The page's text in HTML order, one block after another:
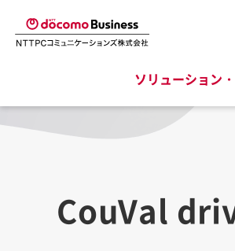
ソリューション
CouVal